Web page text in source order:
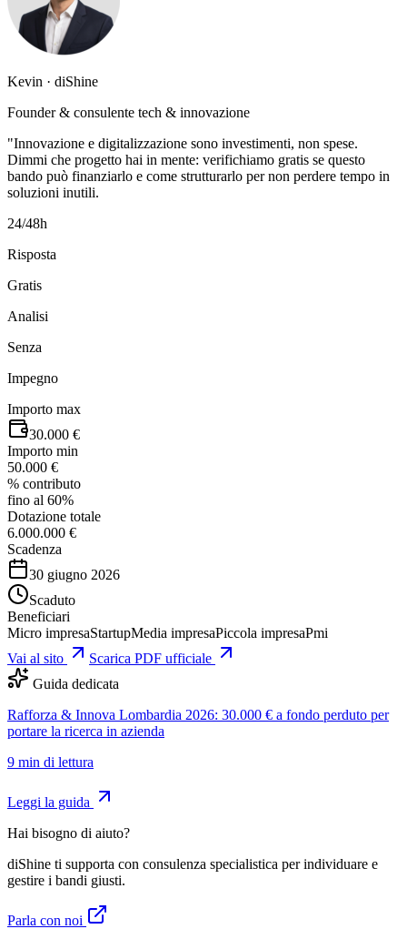
Kevin · diShine
Founder & consulente tech & innovazione
"Innovazione e digitalizzazione sono investimenti, non spese.
Dimmi che progetto hai in mente: verifichiamo gratis se questo
bando può finanziarlo e come strutturarlo per non perdere tempo in
soluzioni inutili.
24/48h
Risposta
Gratis
Analisi
Senza
Impegno
Importo max
30.000 €
Importo min
50.000 €
% contributo
fino al 60%
Dotazione totale
6.000.000 €
Scadenza
30 giugno 2026
Scaduto
Beneficiari
Micro impresaStartupMedia impresaPiccola impresaPmi
Vai al sito
Scarica PDF ufficiale
Guida dedicata
Rafforza & Innova Lombardia 2026: 30.000 € a fondo perduto per
portare la ricerca in azienda
9 min di lettura
Leggi la guida
Hai bisogno di aiuto?
diShine ti supporta con consulenza specialistica per individuare e
gestire i bandi giusti.
Parla con noi